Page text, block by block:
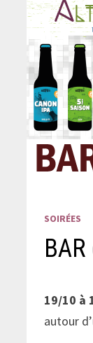
SOIRÉES
19/10 à
autour